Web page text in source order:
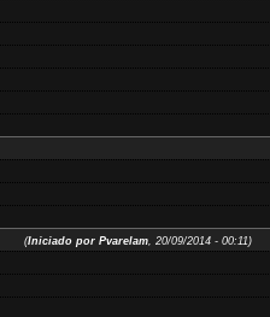
(Iniciado por Pvarelam, 20/09/2014 - 00:11)